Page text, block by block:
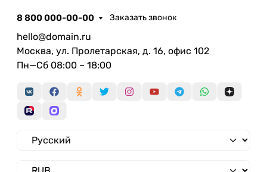
8 800 000-00-00 Заказать звонок
hello@domain.ru
Москва, ул. Пролетарская, д. 16, офис 102
Пн—Сб 08:00 – 18:00